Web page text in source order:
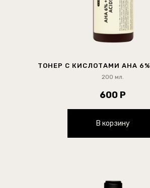
ТОНЕР С КИСЛОТАМИ AHA 6%
200 мл.
600 Р
В корзину